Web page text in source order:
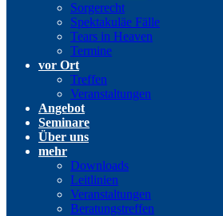
Sorgerecht
Spektakuläe Fälle
Tears in Heaven
Termine
vor Ort
Treffen
Veranstaltungen
Angebot
Seminare
Über uns
mehr
Downloads
Leitlinien
Veranstaltungen
Beratungstreffen